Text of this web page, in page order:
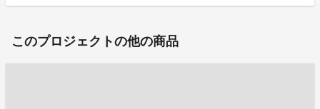
このプロジェクトの他の商品